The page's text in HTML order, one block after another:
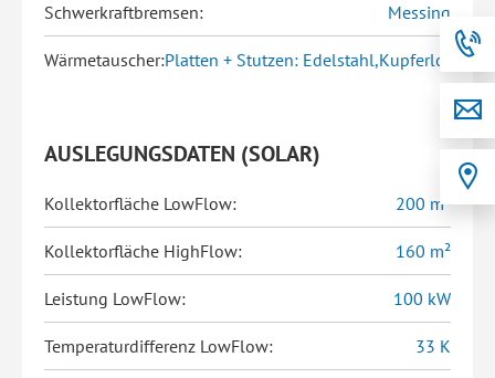
Schwerkraftbremsen: Messing
Wärmetauscher:Platten + Stutzen: Edelstahl,Kupferlot
AUSLEGUNGSDATEN (SOLAR)
Kollektorfläche LowFlow: 200 m²
Kollektorfläche HighFlow: 160 m²
Leistung LowFlow: 100 kW
Temperaturdifferenz LowFlow: 33 K